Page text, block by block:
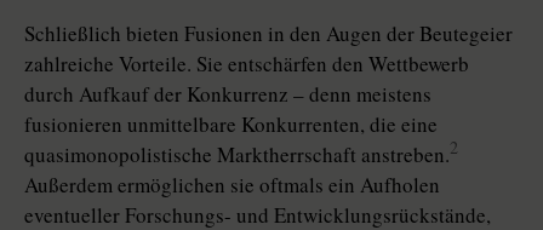
Schließlich bieten Fusionen in den Augen der Beutegeier
zahlreiche Vorteile. Sie entschärfen den Wettbewerb
durch Aufkauf der Konkurrenz – denn meistens
fusionieren unmittelbare Konkurrenten, die eine
quasimonopolistische Marktherrschaft anstreben.2
Außerdem ermöglichen sie oftmals ein Aufholen
eventueller Forschungs- und Entwicklungsrückstände,